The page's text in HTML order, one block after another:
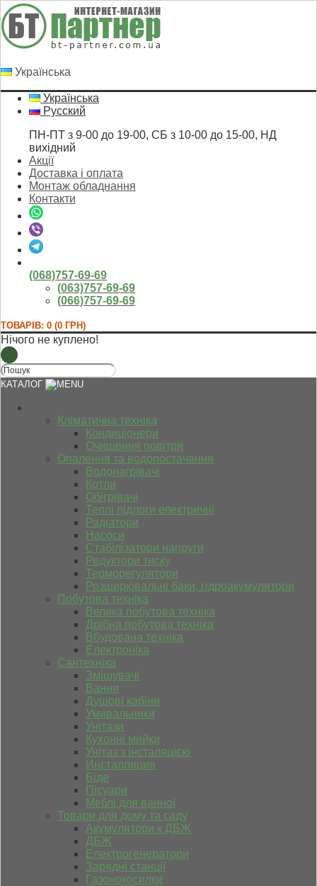
Українська
Українська
Русский
ПН-ПТ з 9-00 до 19-00, СБ з 10-00 до 15-00, НД
вихідний
Акції
Доставка і оплата
Монтаж обладнання
Контакти
(068)757-69-69
(063)757-69-69
(066)757-69-69
ТОВАРІВ: 0 (0 ГРН)
Нічого не куплено!
КАТАЛОГ
Кліматична техніка
Кондиціонери
Очищення повітря
Опалення та водопостачання
Водонагрівачі
Котли
Обігрівачі
Теплі підлоги електричні
Радіатори
Насоси
Стабілізатори напруги
Редуктори тиску
Терморегулятори
Розширювальні баки, гідроакумулятори
Побутова техніка
Велика побутова техніка
Дрібна побутова техніка
Вбудована техніка
Електроніка
Сантехніка
Змішувачі
Ванни
Душові кабіни
Умивальники
Унітази
Кухонні мийки
Унітаз з інсталяцією
Инсталляция
Біде
Пісуари
Меблі для ванної
Товари для дому та саду
Акумулятори к ДБЖ
ДБЖ
Електрогенератори
Зарядні станції
Газонокосилки